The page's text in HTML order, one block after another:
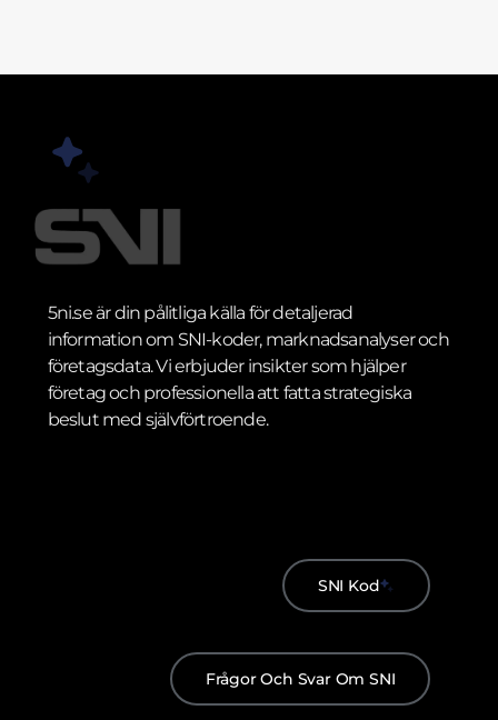
5ni.se är din pålitliga källa för detaljerad
information om SNI-koder, marknadsanalyser och
företagsdata. Vi erbjuder insikter som hjälper
företag och professionella att fatta strategiska
beslut med självförtroende.
SNI Kod
Frågor Och Svar Om SNI